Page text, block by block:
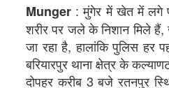
Munger : मुंगेर में खेत में लगे
शरीर पर जले के निशान मिले
जा रहा है, हालांकि पुलिस हर
बरियारपुर थाना क्षेत्र के
दोपहर करीब 3 बजे रतनपुर